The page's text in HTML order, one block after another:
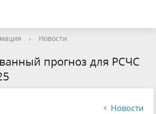
› Новости
прогноз для РСЧС
Новости